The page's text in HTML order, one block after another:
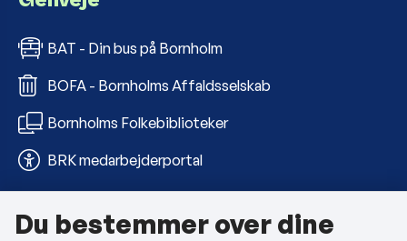
BAT - Din bus på Bornholm
BOFA - Bornholms Affaldsselskab
Bornholms Folkebiblioteker
BRK medarbejderportal
Om kommunen
Du bestemmer over dine